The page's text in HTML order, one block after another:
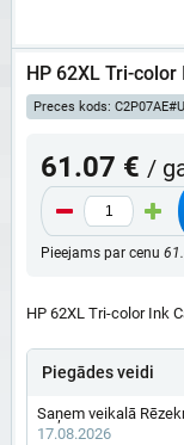
HP 62XL Tri-
Preces kods:
61.07 € /
Pieejams par cenu
HP 62XL Tri-color Ink
Piegādes veidi
Saņem veikalā
17.08.2026